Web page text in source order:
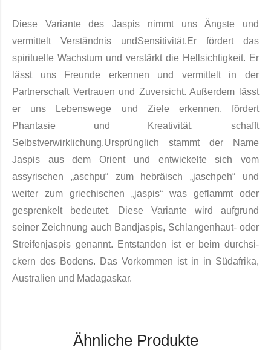
Diese Variante des Jaspis nimmt uns Ängste und
vermittelt Verständnis undSensitivität.Er fördert das
spirituelle Wachstum und verstärkt die Hellsichtigkeit. Er
lässt uns Freunde erkennen und vermittelt in der
Partnerschaft Vertrauen und Zuversicht. Außerdem lässt
er uns Lebenswege und Ziele erkennen, fördert
Phantasie und Kreativität, schafft
Selbstverwirklichung.Ursprünglich stammt der Name
Jaspis aus dem Orient und entwickelte sich vom
assyrischen „aschpu“ zum hebräisch „jaschpeh“ und
weiter zum griechischen „jaspis“ was geflammt oder
gesprenkelt be­deutet. Diese Variante wird auf­grund
seiner Zeichnung auch Bandjaspis, Schlangenhaut- oder
Strei­fenjaspis ge­nannt. Entstanden ist er beim durchsi­
ckern des Bodens. Das Vorkommen ist in in Süd­afrika,
Australien und Madagaskar.
Ähnliche Produkte